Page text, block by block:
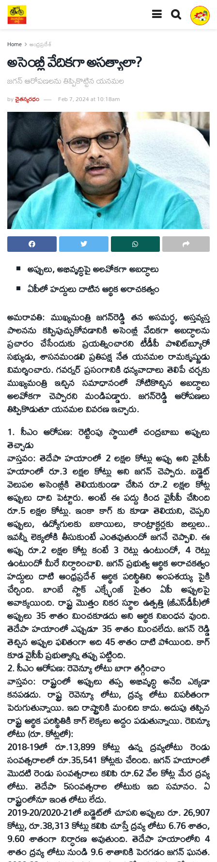
Home ఆంధ్రప్రదేశ్
అసెంబ్లీ వేదికగా అసత్యాలా?
జగన్‌ ఆరోపణలను తిప్పికొట్టిన యనమల
byచైతన్యరధం Feb 7, 2024 at 10:18am
అప్పులు, అభివృద్ధిపై అలవోకగా అబద్ధాలు
ఏపీలో హద్దులు దాటిన ఆర్థిక అరాచకత్వం
అమరావతి: ముఖ్యమంత్రి జగన్‌రెడ్డి తన అసమర్థ, అస్తవ్యస్త
పాలనను కప్పిపుచ్చుకోవడానికి అసెంబ్లీ వేదికగా అబద్ధాలను
ప్రచారం చేసేందుకు ప్రయత్నించారని టీడీపీ పొలిట్‌బ్యూరో
సభ్యుడు, శాసనమండలి ప్రతిపక్ష నేత యనమల రామకృష్ణుడు
విమర్శించారు. గవర్నర్‌ ప్రసంగానికి ధన్యవాదాలు తెలిపే చర్చకు
ముఖ్యమంత్రి ఇచ్చిన సమాధానంలో నోటికొచ్చిన అబద్ధాలు
అలవోకగా చెప్పారని మండిపడ్డారు. జగన్‌రెడ్డి ఆరోపణలు
తిప్పికొడుతూ యనమల వివరణ ఇచ్చారు.
1. సీఎం ఆరోపణ: రెట్టింపు స్థాయిలో చంద్రబాబు అప్పులు
తెచ్చాడు
వాస్తవం: తెదేపా హయాంలో 2 లక్షల కోట్లు అప్పు అని వైసీపీ
హయాంలో రూ.3 లక్షల కోట్లు అని జగన్‌ చెప్పారు. బడ్జెట్‌
వెలుపల అసెంబ్లీకి తెలియకుండా చేసిన రూ.2 లక్షల కోట్ల
అప్పులు దాచి పెట్టారు. అంటే ఈ పద్దు కింద వైసీపీ చేసింది
రూ.5 లక్షల కోట్లు. ఇంకా కాగ్‌ కు కూడా తెలియని, చెప్పని
అప్పులు, ఉద్యోగులకు బకాయిలు, కాంట్రాక్టర్లకు బిల్లులు..
ఇవన్నీ లెక్కలోకి తీసుకుంటే ఎంతవుతుందో జగనే చెప్పాలి. ఈ
అప్పు రూ.2 లక్షల కోట్ల కంటే 3 రెట్లు ఉంటుందో, 4 రెట్లు
ఉంటుందో మీరే నిర్ధారించాలి. జగన్‌ ప్రభుత్వ ఆర్థిక అరాచకత్వం
హద్దులు దాటి ఆంధ్రప్రదేశ్‌ ఆర్థిక పరిస్థితిని అంపశయ్య పైకి
చేర్చింది. బాంబే స్టాక్‌ ఎక్స్ఛేంజ్‌ సైతం ఏపీ అప్పులపై
అవాక్కయింది. రాష్ట్ర మొత్తం నికర స్థూల ఉత్పత్తి (జీఎస్‌డీపీ)లో
అప్పులు 35 శాతం మించకూడదు అని ఆర్థిక నిబంధన వుంది.
తెదేపా హయాంలో ఎప్పుడూ 35 శాతం మించలేదు. జగన్‌ రెడ్డి
తెచ్చిన అప్పుల ఫలితంగా అది 45 శాతం దాటి పోయింది. కాగ్‌
కూడ వైసీపీ ప్రభుత్వాన్ని తప్పు పట్టింది.
2. సీఎం ఆరోపణ: రెవెన్యూ లోటు బాగా తగ్గించాం
వాస్తవం: రాష్ట్రంలో అప్పులు తప్ప అభివృద్ధి అనేది ఎక్కడా
కనపడదు. రాష్ట్ర రెవెన్యూ లోటు, ద్రవ్య లోటు విపరీతంగా
పెరుగుతున్నాయి. ఇది రాష్ట్రానికి మంచిది కాదు. అదుపు తప్పిన
రాష్ట్ర ఆర్థిక పరిస్థితికి కాగ్‌ లెక్కలు అద్దం పడుతున్నాయి. రెవిన్యూ
లోటు (రూ. కోట్లలో):
2018-19లో రూ.13,899 కోట్లు ఉన్న ద్రవ్యలోటు రెండు
సంవత్సరాలలో రూ.35,541 కోట్లకు చేరింది. జగన్‌ హయాంలో
మొదటి రెండు సంవత్సరాలు కలిపి రూ.62 వేల కోట్ల మేర ద్రవ్య
లోటు. తెదేపా 5సంవత్సరాల లోటుకు ఇది సమానం. ఏ
రాష్ట్రంలోనూ ఇంత లోటు లేదు.
2019-20/2020-21లో బడ్జెట్‌లో చూపని అప్పులు రూ. 26,907
కోట్లు, రూ.38,313 కోట్లు కలిపి చూస్తే ద్రవ్య లోటు 6.76 శాతం,
9.60 శాతంగా నిర్ధారణ అవుతుంది. తెదేపా హయాంలోని 4
శాతం ద్రవ్య లోటు నుండి 9.6 శాతానికి పెరగడం జగన్‌ ఘనత.